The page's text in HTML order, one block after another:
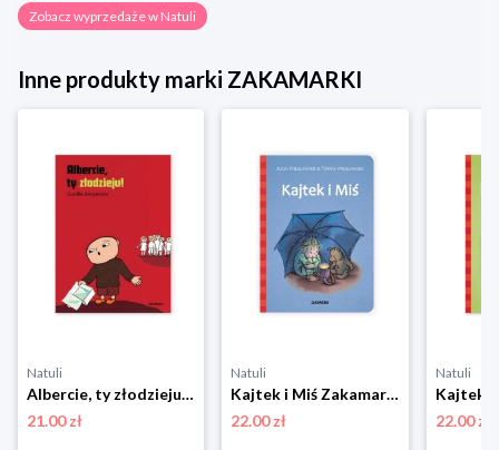
Zobacz wyprzedaże w Natuli
Inne produkty marki ZAKAMARKI
Natuli
Albercie, ty złodzieju! Zakamarki
21.00 zł
Natuli
Kajtek i Miś Zakamarki
22.00 zł
Natuli
22.00 zł